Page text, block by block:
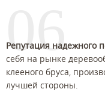
06
Репутация надежного
себя на рынке
клееного бруса,
лучшей стороны.